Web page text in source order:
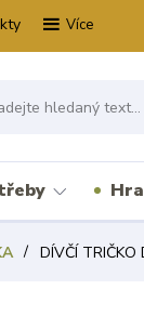
Více
DÍVČÍ TRIČKO